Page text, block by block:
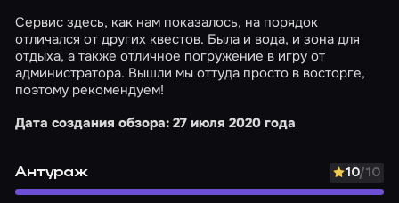
Сервис здесь, как нам показалось, на порядок
отличался от других квестов. Была и вода, и зона для
отдыха, а также отличное погружение в игру от
администратора. Вышли мы оттуда просто в восторге,
поэтому рекомендуем!
Дата создания обзора: 27 июля 2020 года
Антураж 10/10